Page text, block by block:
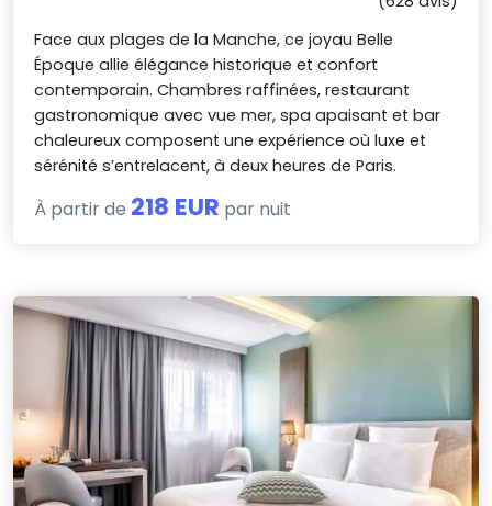
Face aux plages de la Manche, ce joyau Belle
Époque allie élégance historique et confort
contemporain. Chambres raffinées, restaurant
gastronomique avec vue mer, spa apaisant et bar
chaleureux composent une expérience où luxe et
sérénité s’entrelacent, à deux heures de Paris.
À partir de 218 EUR par nuit